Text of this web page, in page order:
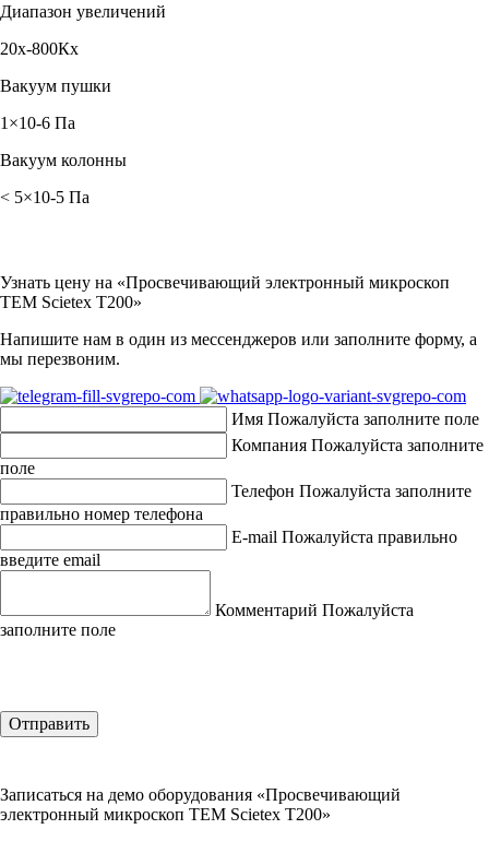
Диапазон увеличений
20х-800Кх
Вакуум пушки
1×10-6 Па
Вакуум колонны
< 5×10-5 Па
Узнать цену на «Просвечивающий электронный микроскоп
TEM Scietex T200»
Напишите нам в один из мессенджеров или заполните форму, а
мы перезвоним.
Имя Пожалуйста заполните поле
Компания Пожалуйста заполните
поле
Телефон Пожалуйста заполните
правильно номер телефона
E-mail Пожалуйста правильно
введите email
Комментарий Пожалуйста
заполните поле
Отправить
Записаться на демо оборудования «Просвечивающий
электронный микроскоп TEM Scietex T200»